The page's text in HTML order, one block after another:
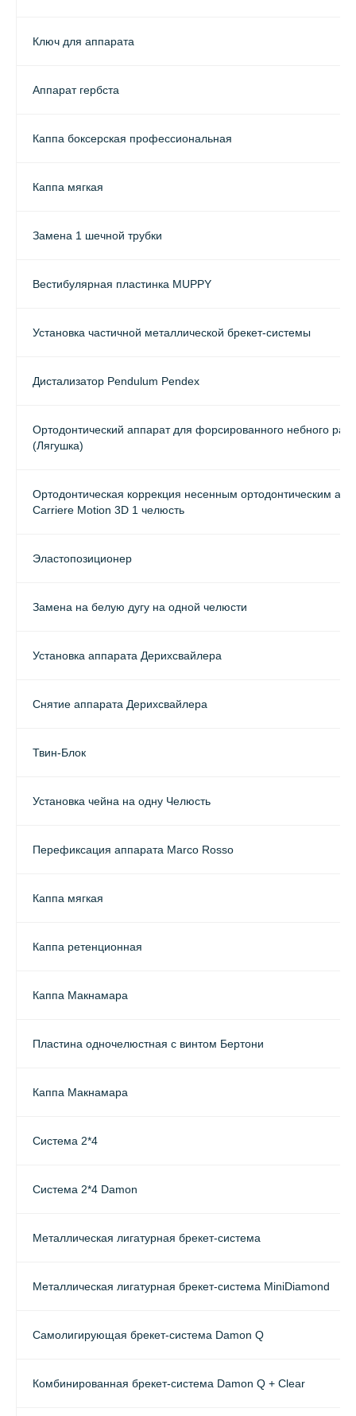
Ключ для аппарата
Аппарат гербста
Каппа боксерская профессиональная
Каппа мягкая
Замена 1 шечной трубки
Вестибулярная пластинка MUPPY
Установка частичной металлической брекет-системы
Дистализатор Pendulum Pendex
Ортодонтический аппарат для форсированного небного
(Лягушка)
Ортодонтическая коррекция несенным ортодонтическим
Carriere Motion 3D 1 челюсть
Эластопозиционер
Замена на белую дугу на одной челюсти
Установка аппарата Дерихсвайлера
Снятие аппарата Дерихсвайлера
Твин-Блок
Установка чейна на одну Челюсть
Перефиксация аппарата Marco Rosso
Каппа мягкая
Каппа ретенционная
Каппа Макнамара
Пластина одночелюстная с винтом Бертони
Каппа Макнамара
Система 2*4
Система 2*4 Damon
Металлическая лигатурная брекет-система
Металлическая лигатурная брекет-система MiniDiamond
Самолигирующая брекет-система Damon Q
Комбинированная брекет-система Damon Q + Clear